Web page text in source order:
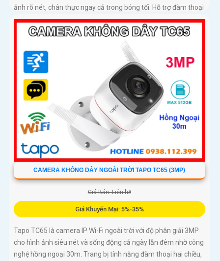
ảnh rõ nét, chân thực ngay cả trong bóng tối. Hỗ trợ đàm thoại
2 chiều, khe cắm thẻ nhớ lên đến 256GB, còi hú cảnh báo và
chuẩn chống nước IP66, MEARI L1 Plus mang đến sự an tâm
tuyệt đối cho không gian sống của bạn
CAMERA KHÔNG DÂY NGOÀI TRỜI TAPO TC65 (3MP)
Giá Bán: Liên hệ
Giá Khuyến Mại: 5%-35%
Tapo TC65 là camera IP Wi-Fi ngoài trời với độ phân giải 3MP
cho hình ảnh siêu nét và sống động cả ngày lẫn đêm nhờ công
nghệ hồng ngoại 30m. Trang bị tính năng đàm thoại hai chiều,